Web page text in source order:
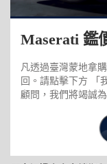
Maserati 鑑
凡透過臺灣蒙地拿
回。請點擊下方 「
顧問，我們將竭誠為